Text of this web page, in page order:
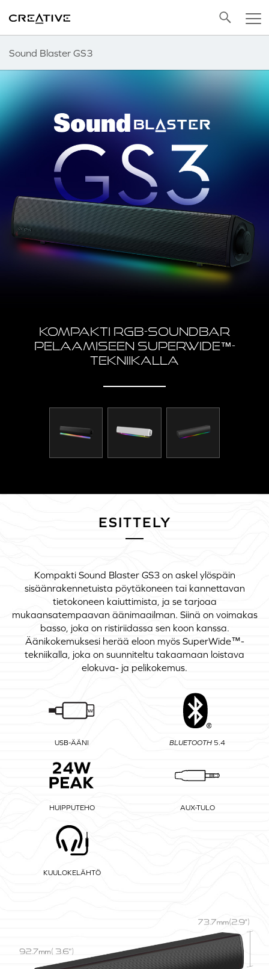
Sound Blaster GS3
Back to Top
KOMPAKTI RGB-SOUNDBAR
PELAAMISEEN SUPERWIDE™-
TEKNIIKALLA
ESITTELY
Kompakti Sound Blaster GS3 on askel ylöspäin
sisäänrakennetuista pöytäkoneen tai kannettavan
tietokoneen kaiuttimista, ja se tarjoaa
mukaansatempaavan äänimaailman. Siinä on voimakas
basso, joka on ristiriidassa sen koon kanssa.
Äänikokemuksesi herää eloon myös SuperWide™-
tekniikalla, joka on suunniteltu takaamaan loistava
elokuva- ja pelikokemus.
USB-ÄÄNI BLUETOOTH 5.4
HUIPPUTEHO AUX-TULO
KUULOKELÄHTÖ